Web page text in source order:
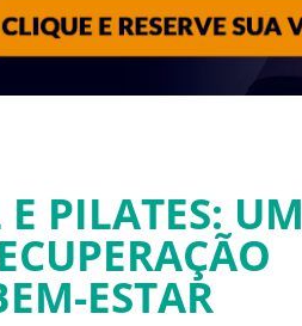
PILATES: UM
ESTAR